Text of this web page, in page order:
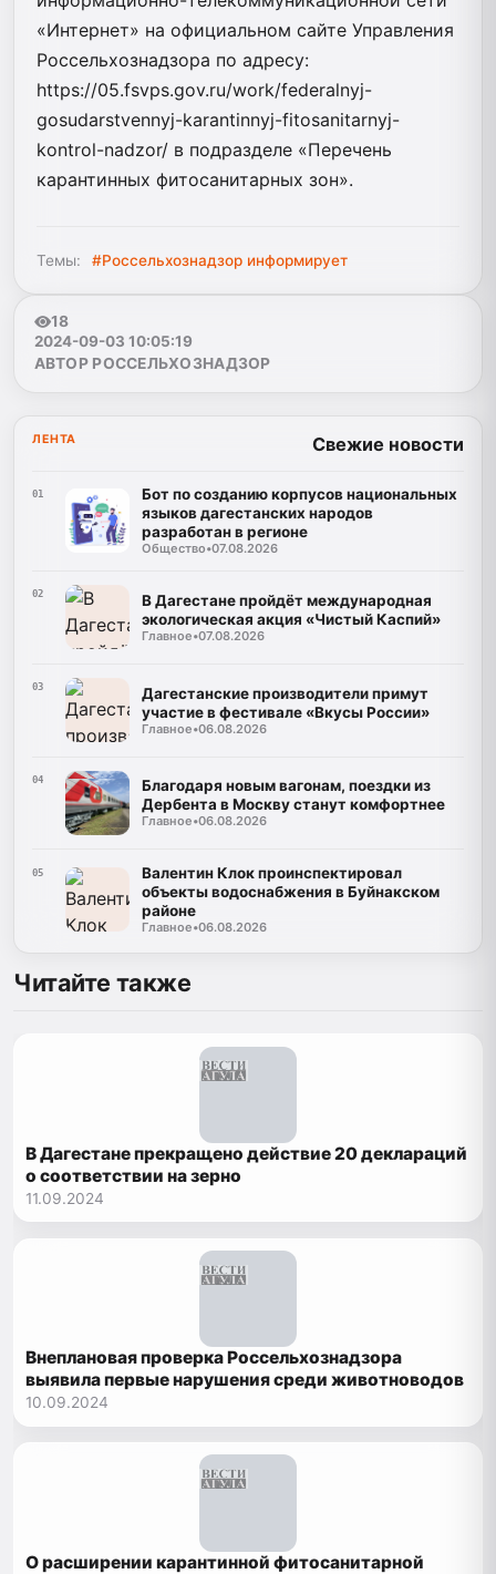
«Интернет» на официальном сайте Управления
Россельхознадзора по адресу:
https://05.fsvps.gov.ru/work/federalnyj-
gosudarstvennyj-karantinnyj-fitosanitarnyj-
kontrol-nadzor/ в подразделе «Перечень
карантинных фитосанитарных зон».
Темы: #Россельхознадзор информирует
18
2024-09-03 10:05:19
АВТОР РОССЕЛЬХОЗНАДЗОР
ЛЕНТА Свежие новости
01
Бот по созданию корпусов национальных
языков дагестанских народов
разработан в регионе
Общество•07.08.2026
02
В Дагестане пройдёт международная
экологическая акция «Чистый Каспий»
Главное•07.08.2026
03
Дагестанские производители примут
участие в фестивале «Вкусы России»
Главное•06.08.2026
04
Благодаря новым вагонам, поездки из
Дербента в Москву станут комфортнее
Главное•06.08.2026
05
Валентин Клок проинспектировал
объекты водоснабжения в Буйнакском
районе
Главное•06.08.2026
Читайте также
В Дагестане прекращено действие 20 деклараций
о соответствии на зерно
11.09.2024
Внеплановая проверка Россельхознадзора
выявила первые нарушения среди животноводов
10.09.2024
О расширении карантинной фитосанитарной